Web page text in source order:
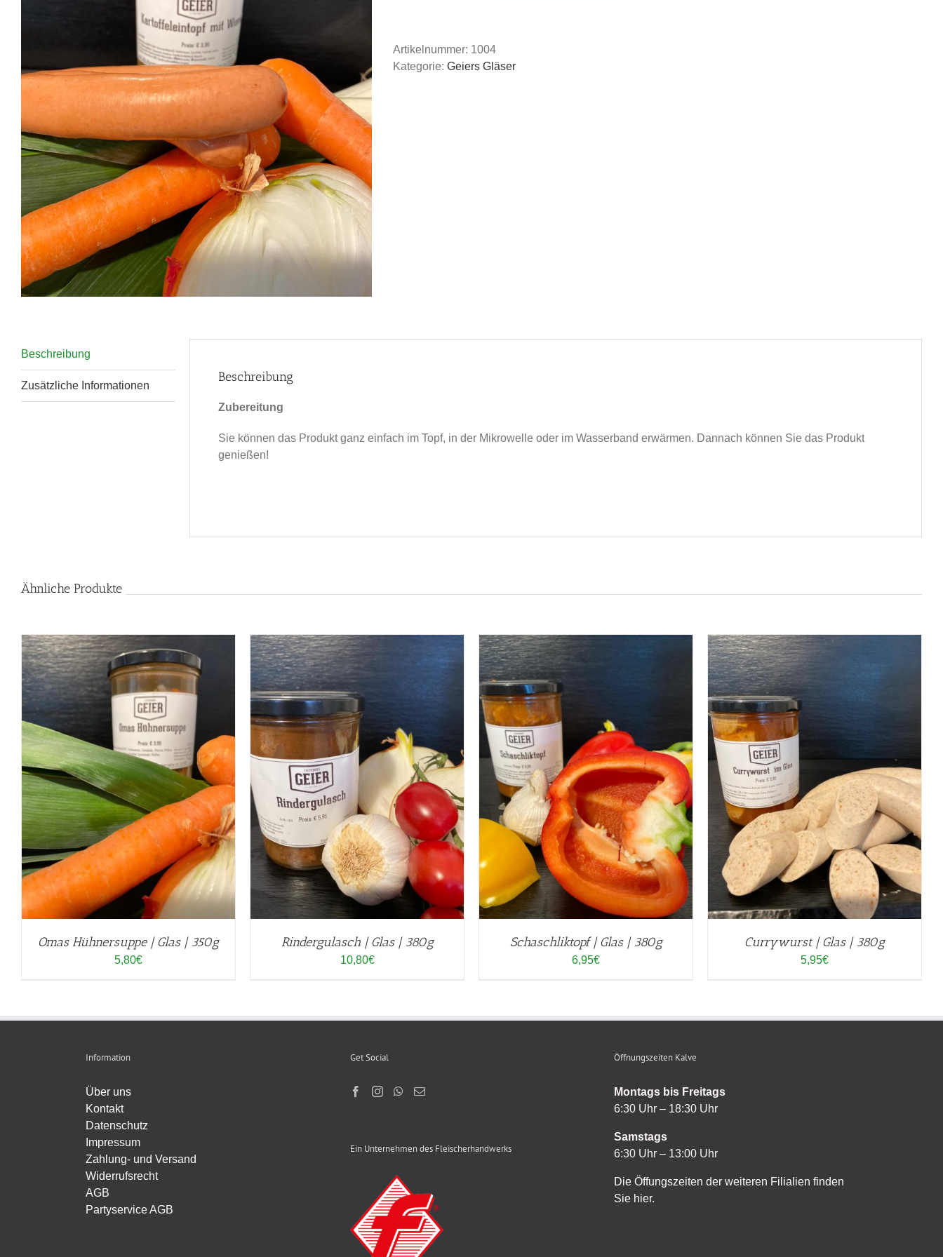
Glas
|
Artikelnummer: 1004
Kategorie: Geiers Gläser
Beschreibung
Zusätzliche Informationen
Beschreibung
Zubereitung
Sie können das Produkt ganz einfach im Topf, in der Mikrowelle oder im Wasserband erwärmen. Dannach können Sie das Produkt
genießen!
Ähnliche Produkte
Omas Hühnersuppe | Glas | 350g
5,80€
IN DEN WARENKORB DETAILS
Rindergulasch | Glas | 380g
10,80€
IN DEN WARENKORB DETAILS
Schaschliktopf | Glas | 380g
6,95€
IN DEN WARENKORB DETAILS
Currywurst | Glas | 380g
5,95€
Information
Über uns
Kontakt
Datenschutz
Impressum
Zahlung- und Versand
Widerrufsrecht
AGB
Partyservice AGB
Get Social
Ein Unternehmen des Fleischerhandwerks
Öffnungszeiten Kalve
Montags bis Freitags
6:30 Uhr – 18:30 Uhr
Samstags
6:30 Uhr – 13:00 Uhr
Die Öffungszeiten der weiteren Filialien finden
Sie hier.